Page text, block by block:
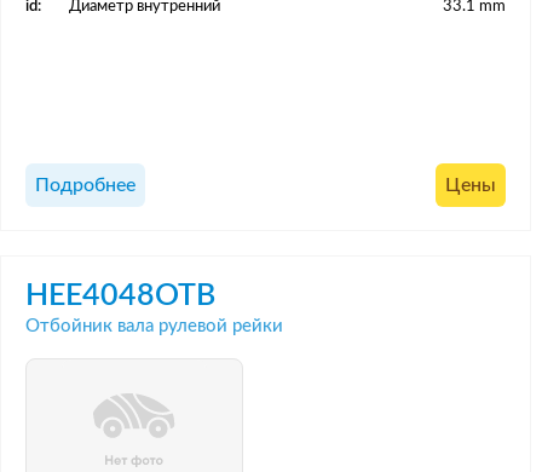
id:
Диаметр внутренний 33.1 mm
Подробнее Цены
HEE4048OTB
Отбойник вала рулевой рейки